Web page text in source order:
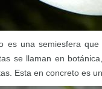
es una semiesfera
se llaman en
Esta en concreto es